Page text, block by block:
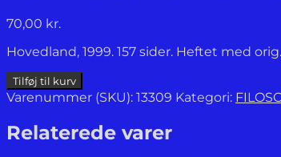
70,00 kr.
Hovedland, 1999. 157 sider. Heftet med
Ned
fra
Om
etikkens
Tilføj til kurv
Varenummer (SKU): 13309 Kategori:
Relaterede varer